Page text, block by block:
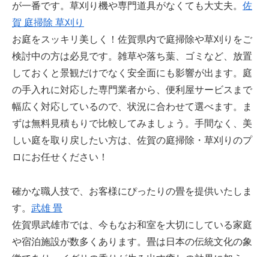
が一番です。草刈り機や専門道具がなくても大丈夫。 佐
賀 庭掃除 草刈り
お庭をスッキリ美しく！佐賀県内で庭掃除や草刈りをご
検討中の方は必見です。雑草や落ち葉、ゴミなど、放置
しておくと景観だけでなく安全面にも影響が出ます。庭
の手入れに対応した専門業者から、便利屋サービスまで
幅広く対応しているので、状況に合わせて選べます。ま
ずは無料見積もりで比較してみましょう。手間なく、美
しい庭を取り戻したい方は、佐賀の庭掃除・草刈りのプ
ロにお任せください！
確かな職人技で、お客様にぴったりの畳を提供いたしま
す。 武雄 畳
佐賀県武雄市では、今もなお和室を大切にしている家庭
や宿泊施設が数多くあります。畳は日本の伝統文化の象